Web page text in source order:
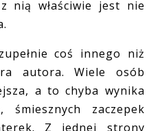
nią właściwie jest nie
coś innego niż
autora. Wiele osób
a to chyba wynika
zaczepek
Z jednej strony